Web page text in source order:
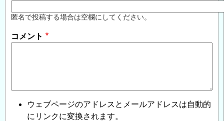
匿名で投稿する場合は空欄にしてください。
コメント
ウェブページのアドレスとメールアドレスは自動的
にリンクに変換されます。